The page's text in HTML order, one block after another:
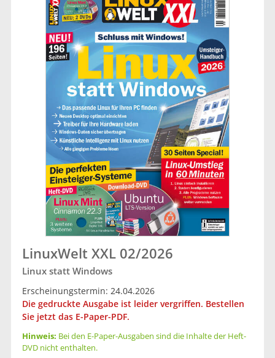
LinuxWelt XXL 02/2026
Linux statt Windows
Erscheinungstermin: 24.04.2026
Die gedruckte Ausgabe ist leider vergriffen. Bestellen
Sie jetzt das E-Paper-PDF.
Hinweis: Bei den E-Paper-Ausgaben sind die Inhalte der Heft-
DVD nicht enthalten.